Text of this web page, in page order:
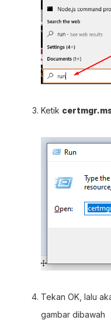
Ketik
Tekan OK, lalu
gambar dibawah